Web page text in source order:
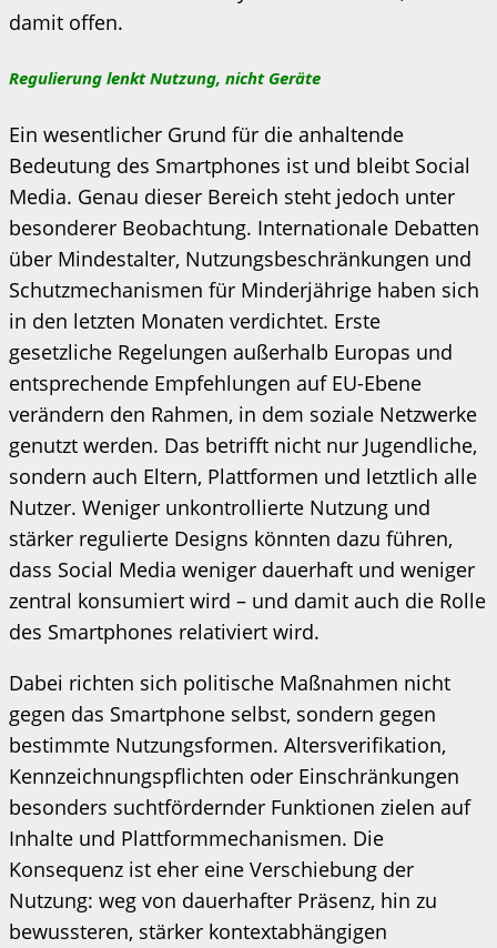
damit offen.
Regulierung lenkt Nutzung, nicht Geräte
Ein wesentlicher Grund für die anhaltende
Bedeutung des Smartphones ist und bleibt Social
Media. Genau dieser Bereich steht jedoch unter
besonderer Beobachtung. Internationale Debatten
über Mindestalter, Nutzungsbeschränkungen und
Schutzmechanismen für Minderjährige haben sich
in den letzten Monaten verdichtet. Erste
gesetzliche Regelungen außerhalb Europas und
entsprechende Empfehlungen auf EU-Ebene
verändern den Rahmen, in dem soziale Netzwerke
genutzt werden. Das betrifft nicht nur Jugendliche,
sondern auch Eltern, Plattformen und letztlich alle
Nutzer. Weniger unkontrollierte Nutzung und
stärker regulierte Designs könnten dazu führen,
dass Social Media weniger dauerhaft und weniger
zentral konsumiert wird – und damit auch die Rolle
des Smartphones relativiert wird.
Dabei richten sich politische Maßnahmen nicht
gegen das Smartphone selbst, sondern gegen
bestimmte Nutzungsformen. Altersverifikation,
Kennzeichnungspflichten oder Einschränkungen
besonders suchtfördernder Funktionen zielen auf
Inhalte und Plattformmechanismen. Die
Konsequenz ist eher eine Verschiebung der
Nutzung: weg von dauerhafter Präsenz, hin zu
bewussteren, stärker kontextabhängigen